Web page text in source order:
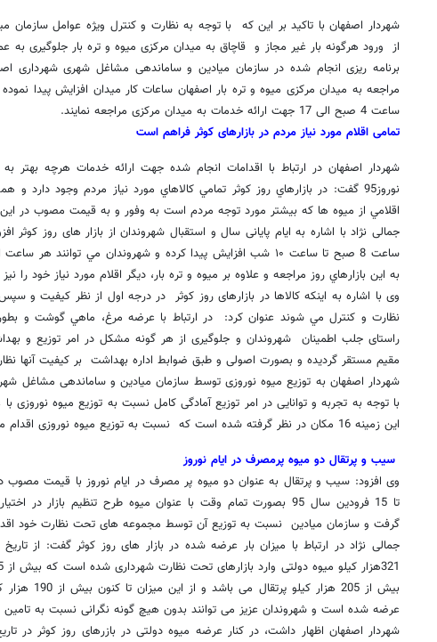
شهردار اصفهان با تاکید بر این که با توجه به نظارت و کنترل ویژه عوامل
از ورود هرگونه بار غیر مجاز و قاچاق به میدان مرکزی میوه و تره بار جلوگیری
برنامه ریزی انجام شده در سازمان میادین و ساماندهی مشاغل شهری شهرداری
مراجعه به میدان مرکزی میوه و تره بار اصفهان ساعات کار میدان افزایش پیدا
ساعت 4 صبح الی 17 جهت ارائه خدمات به میدان مرکزی مراجعه نمایند
.
تمامی اقلام مورد نیاز مردم در بازارهای کوثر فراهم است
شهردار اصفهان در ارتباط با اقدامات انجام شده جهت ارائه خدمات هرچه بهتر به
اقلامي از ميوه ها كه بيشتر مورد توجه مردم است به وفور و به قيمت مصوب در
جمالی نژاد با اشاره به ايام پایانی سال و استقبال شهروندان از بازار های روز کوثر
ساعت 8 صبح تا ساعت ۱۰ شب افزايش پيدا كرده و شهروندان مي توانند
به اين بازارهاي روز مراجعه و علاوه بر ميوه و تره بار، ديگر اقلام مورد نياز خود را نيز
وی با اشاره به اینکه كالاها در بازارهای روز کوثر در درجه اول از نظر كيفيت و
نظارت و كنترل مي شوند عنوان کرد: در ارتباط با عرضه مرغ، ماهي گوشت و
راستای جلب اطمینان شهروندان و جلوگیری از هر گونه مشکل در امر توزیع و
مقیم مستقر گردیده و بصورت اصولی و طبق ضوابط اداره بهداشت بر کیفیت آنها
شهردار اصفهان به توزیع میوه نوروزی توسط سازمان میادین و ساماندهی مشاغل
با توجه به تجربه و توانایی در امر توزیع آمادگی کامل نسبت به توزیع میوه نوروزی
این زمینه 16 مکان در نظر گرفته شده است که نسبت به توزیع میوه نوروزی اقدام می نمایند
تا 15 فرودین سال 95 بصورت تمام وقت با عنوان میوه طرح تنظیم بازار
گرفت و سازمان میادین نسبت به توزیع آن توسط مجموعه های تحت نظارت خود
بیش از 205
عرضه شده است و شهروندان عزیز می توانند بدون هیچ گونه نگرانی نسبت به
روزنامه‌های صبح پنج‌شنبه ۱۵ مرداد ۱۴۰۵ روزنامه‌های